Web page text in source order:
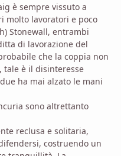
è sempre vissuto a
molto lavoratori e poco
Stonewall, entrambi
di lavorazione del
che la coppia non
tale è il disinteresse
ha mai alzato le mani
sono altrettanto
reclusa e solitaria,
costruendo un